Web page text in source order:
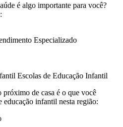
é algo importante para você?
Especializado
Escolas de Educação Infantil
próximo de casa é o que você
educação infantil nesta região: